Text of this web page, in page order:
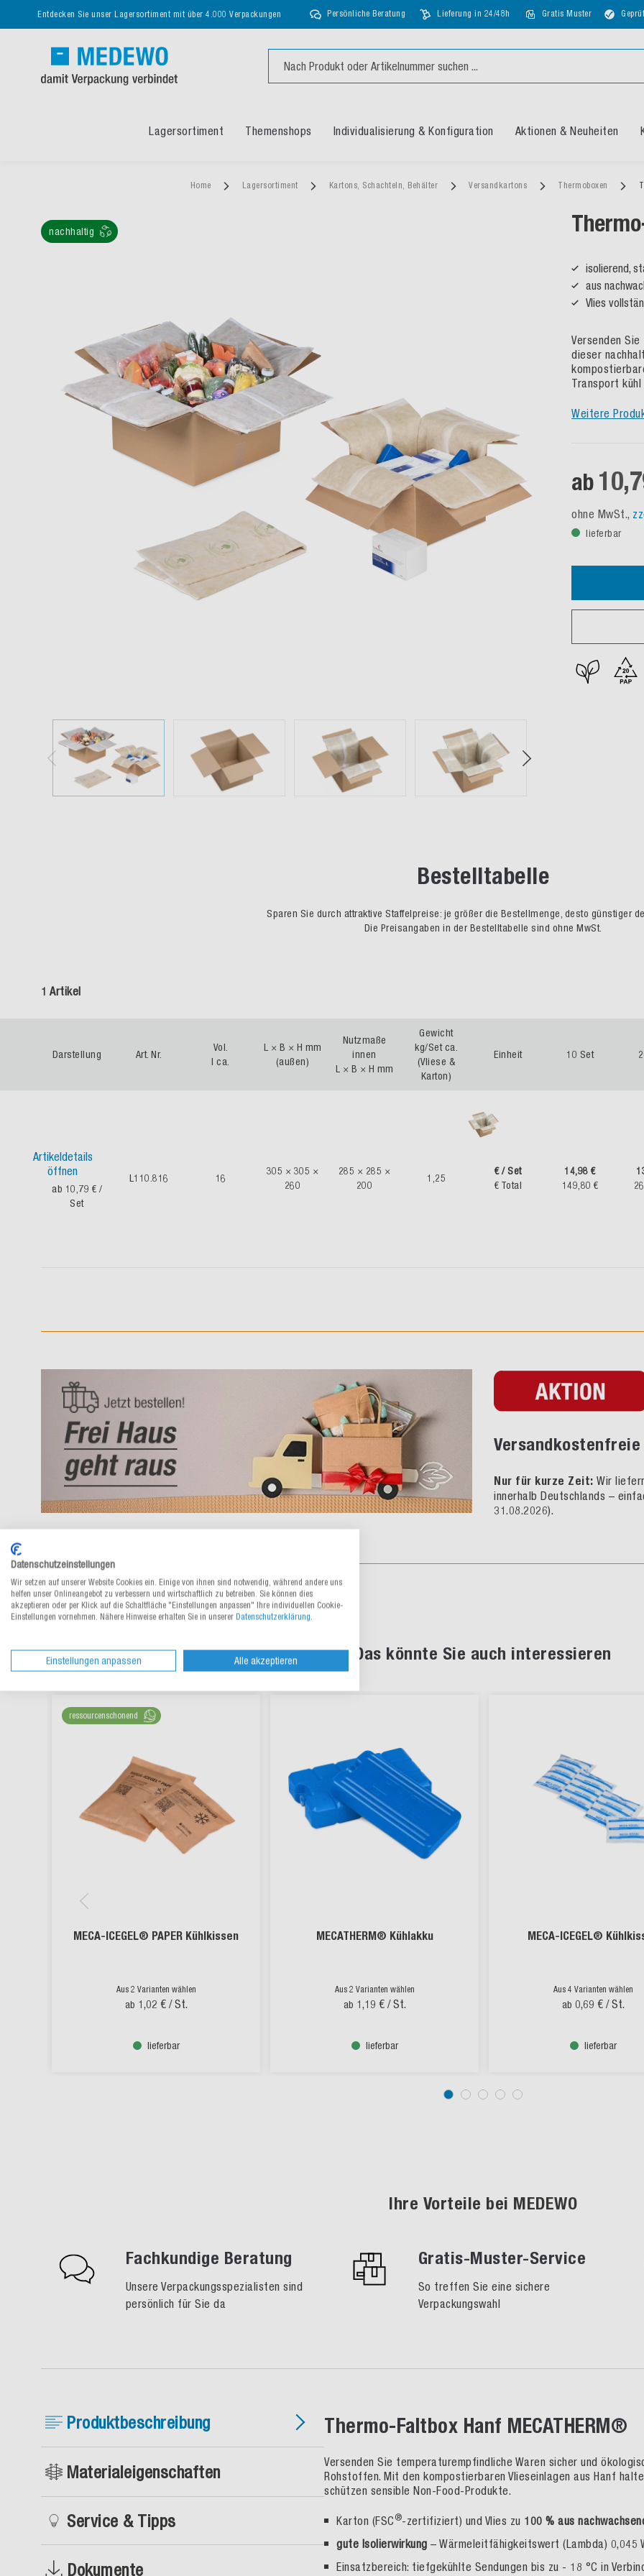
Entdecken Sie unser Lagersortiment mit über 4.000 Verpackungen Persönliche Beratung Lieferung in 24/48h Gratis Muster
Lagersortiment Themenshops Individualisierung & Konfiguration Aktionen & Neuheiten
Home Lagersortiment Kartons, Schachteln, Behälter Versandkartons Thermoboxen
nachhaltig
isolierend,
aus
Vlies
Versenden
dieser
Transport
Weitere
ab
ohne MwSt.,
lieferbar
Bestelltabelle
Sparen Sie durch attraktive Staffelpreise: je größer die Bestellmenge, desto günstiger
Die Preisangaben in der Bestelltabelle sind ohne MwSt.
1 Artikel
Darstellung Art. Nr.
Vol.
l ca.
L × B × H mm
(außen)
Nutzmaße
innen
L × B × H mm
Gewicht
kg/Set ca.
(Vliese &
Karton)
Einheit 10 Set
Artikeldetails
öffnen
ab 10,79 € /
Set
L110.816 16
305 × 305 ×
260
285 × 285 ×
200
1,25
€ / Set
€ Total
14,98 €
149,80 €
Nur für kurze Zeit: Wir
innerhalb Deutschlands –
31.08.2026).
Das könnte Sie auch interessieren
ressourcenschonend
MECA-ICEGEL® PAPER Kühlkissen
Aus 2 Varianten wählen
ab 1,02 € / St.
lieferbar
MECATHERM® Kühlakku
Aus 2 Varianten wählen
ab 1,19 € / St.
lieferbar
MECA-ICEGEL®
Aus 4 Varianten wählen
ab 0,69 € / St.
lieferbar
Ihre Vorteile bei MEDEWO
Fachkundige Beratung
Unsere Verpackungsspezialisten sind
persönlich für Sie da
Gratis-Muster-Service
So treffen Sie eine sichere
Verpackungswahl
Produktbeschreibung
Materialeigenschaften
Service & Tipps
Dokumente
Thermo-Faltbox Hanf MECATHERM®
Versenden Sie temperaturempfindliche Waren sicher und
Rohstoffen. Mit den kompostierbaren Vlieseinlagen aus Hanf
schützen sensible Non-Food-Produkte.
Karton (FSC ®-zertifiziert) und Vlies zu 100 % aus
gute Isolierwirkung – Wärmeleitfähigkeitswert (Lambda) 0,045
Einsatzbereich: tiefgekühlte Sendungen bis zu - 18 °C in
Datenschutzeinstellungen
Wir setzen auf unserer Website Cookies ein. Einige von ihnen sind notwendig, während andere uns
helfen unser Onlineangebot zu verbessern und wirtschaftlich zu betreiben. Sie können dies
akzeptieren oder per Klick auf die Schaltfläche "Einstellungen anpassen" Ihre individuellen Cookie-
Einstellungen vornehmen. Nähere Hinweise erhalten Sie in unserer Datenschutzerklärung.
Einstellungen anpassen Alle akzeptieren